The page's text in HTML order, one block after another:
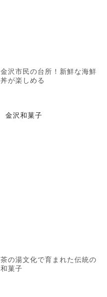
金沢市民の台所！新鮮な海鮮
丼が楽しめる
金沢和菓子
茶の湯文化で育まれた伝統の
和菓子